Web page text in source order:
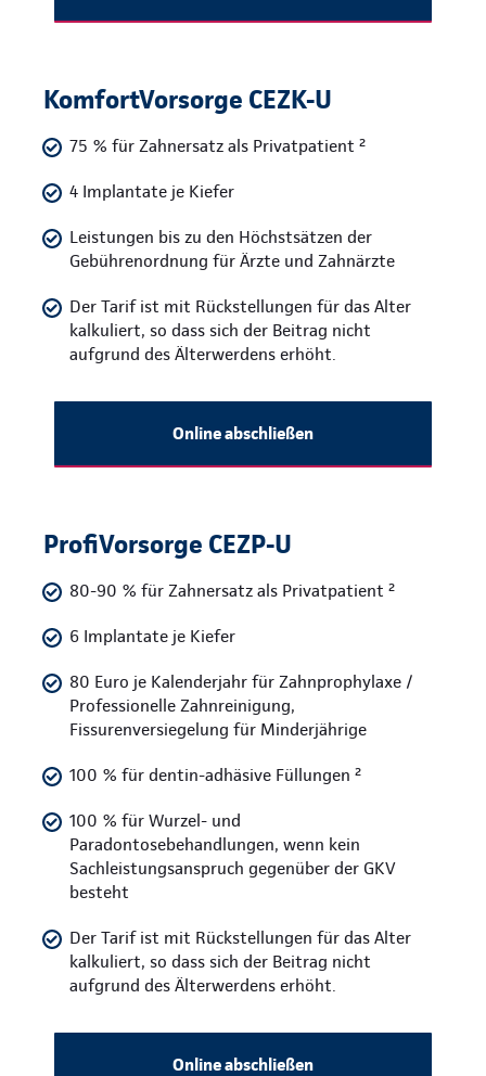
KomfortVorsorge CEZK-U
75 % für Zahnersatz als Privatpatient ²
4 Implantate je Kiefer
Leistungen bis zu den Höchstsätzen der
Gebührenordnung für Ärzte und Zahnärzte
Der Tarif ist mit Rückstellungen für das Alter
kalkuliert, so dass sich der Beitrag nicht
aufgrund des Älterwerdens erhöht.
Online abschließen
ProfiVorsorge CEZP-U
80-90 % für Zahnersatz als Privatpatient ²
6 Implantate je Kiefer
80 Euro je Kalenderjahr für Zahnprophylaxe /
Professionelle Zahnreinigung,
Fissurenversiegelung für Minderjährige
100 % für dentin-adhäsive Füllungen ²
100 % für Wurzel- und
Paradontosebehandlungen, wenn kein
Sachleistungsanspruch gegenüber der GKV
besteht
Der Tarif ist mit Rückstellungen für das Alter
kalkuliert, so dass sich der Beitrag nicht
aufgrund des Älterwerdens erhöht.
Online abschließen